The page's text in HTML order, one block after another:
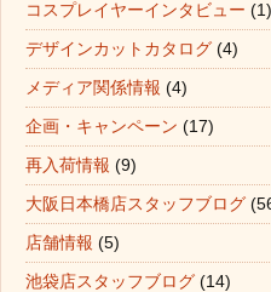
コスプレイヤーインタビュー (1)
デザインカットカタログ (4)
メディア関係情報 (4)
企画・キャンペーン (17)
再入荷情報 (9)
大阪日本橋店スタッフブログ
店舗情報 (5)
池袋店スタッフブログ (14)